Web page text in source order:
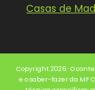
Casas de
Copyright 2026 · O
e o saber-fazer da MF